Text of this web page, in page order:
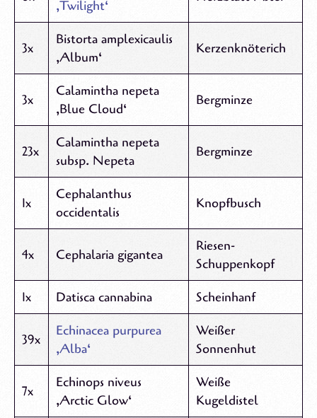
‚Twilight‘
3x
Bistorta amplexicaulis
‚Album‘
Kerzenknöterich
3x
Calamintha nepeta
‚Blue Cloud‘
Bergminze
23x
Calamintha nepeta
subsp. Nepeta
Bergminze
1x
Cephalanthus
occidentalis
Knopfbusch
4x Cephalaria gigantea
Riesen-
Schuppenkopf
1x
Datisca cannabina Scheinhanf
39x
Echinacea purpurea
‚Alba‘
Weißer
Sonnenhut
7x
Echinops niveus
‚Arctic Glow‘
Weiße
Kugeldistel